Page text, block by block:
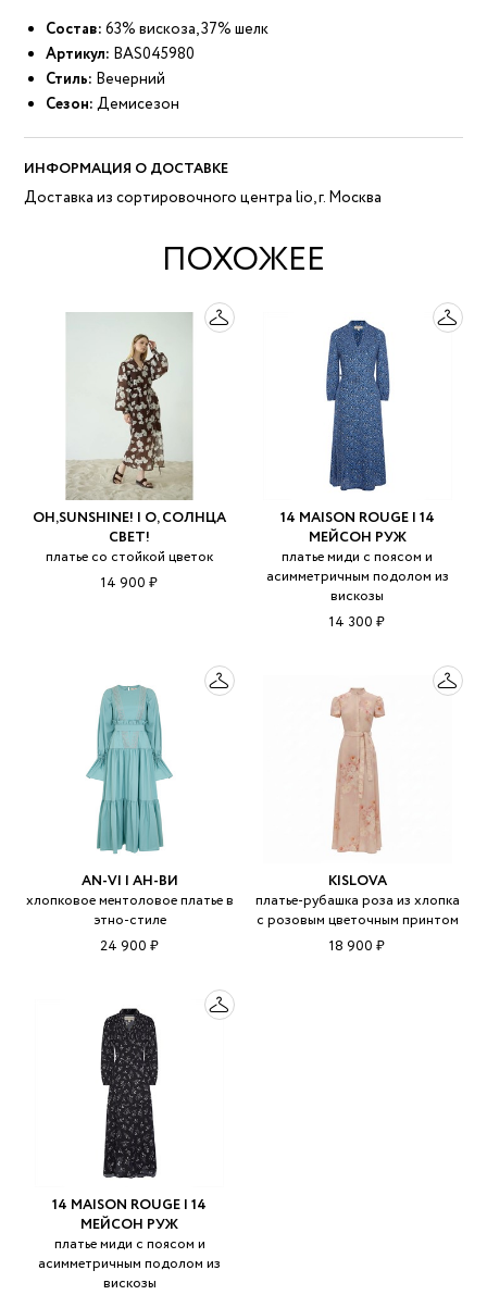
Состав: 63% вискоза, 37% шелк
Артикул: BAS045980
Стиль: Вечерний
Сезон: Демисезон
ИНФОРМАЦИЯ О ДОСТАВКЕ
Доставка из сортировочного центра lio, г. Москва
ПОХОЖЕЕ
OH,SUNSHINE! | О, СОЛНЦА
СВЕТ!
платье со стойкой цветок
14 900 ₽
14 MAISON ROUGE | 14
МЕЙСОН РУЖ
платье миди с поясом и
асимметричным подолом из
вискозы
14 300 ₽
AN-VI | АН-ВИ
хлопковое ментоловое платье в
этно-стиле
24 900 ₽
KISLOVA
платье-рубашка роза из хлопка
с розовым цветочным принтом
18 900 ₽
14 MAISON ROUGE | 14
МЕЙСОН РУЖ
платье миди с поясом и
асимметричным подолом из
вискозы